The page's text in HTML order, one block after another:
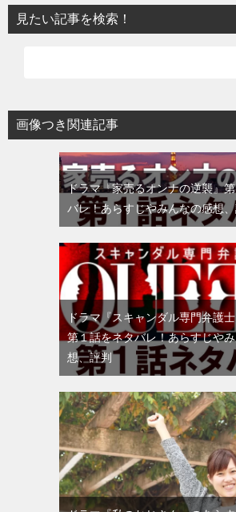
見たい記事を検索！
画像つき関連記事
ドラマ『家売るオンナの逆襲』
バレ！あらすじやみんなの感想、
ドラマ『スキャンダル専門弁護士
第１話をネタバレ！あらすじや
想、評判